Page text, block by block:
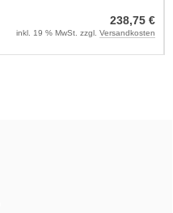
238,75 €
inkl. 19 % MwSt. zzgl. Versandkosten